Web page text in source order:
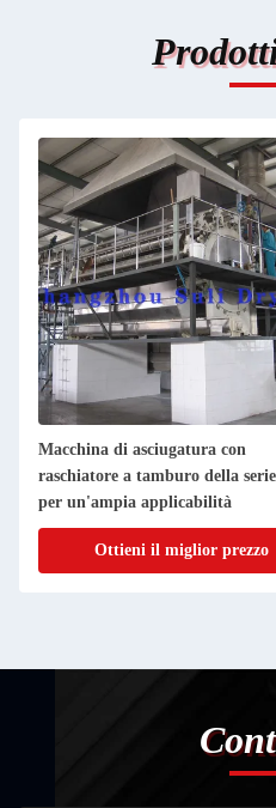
Macchina di asciugatura con
raschiatore a tamburo della
per un'ampia applicabilità
Ottieni il miglior prezzo